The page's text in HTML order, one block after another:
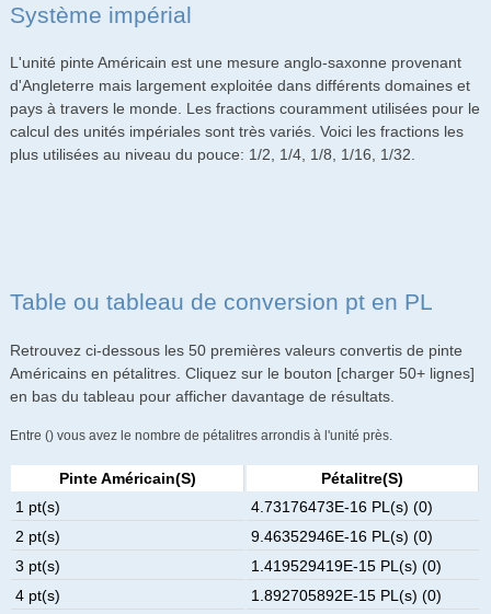
Système impérial
L'unité pinte Américain est une mesure anglo-saxonne provenant
d'Angleterre mais largement exploitée dans différents domaines et
pays à travers le monde. Les fractions couramment utilisées pour le
calcul des unités impériales sont très variés. Voici les fractions les
plus utilisées au niveau du pouce: 1/2, 1/4, 1/8, 1/16, 1/32.
Table ou tableau de conversion pt en PL
Retrouvez ci-dessous les 50 premières valeurs convertis de pinte
Américains en pétalitres. Cliquez sur le bouton [charger 50+ lignes]
en bas du tableau pour afficher davantage de résultats.
Entre () vous avez le nombre de pétalitres arrondis à l'unité près.
Pinte Américain(s)
Pétalitre(s)
1 pt(s)
4.73176473E-16 PL(s) (0)
2 pt(s)
9.46352946E-16 PL(s) (0)
3 pt(s)
1.419529419E-15 PL(s) (0)
4 pt(s)
1.892705892E-15 PL(s) (0)